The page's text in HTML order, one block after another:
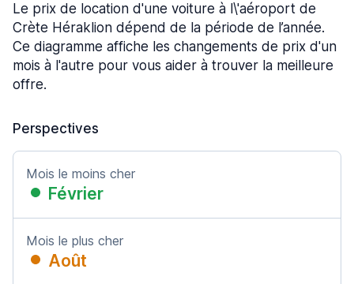
Le prix de location d'une voiture à l\'aéroport de
Crète Héraklion dépend de la période de l’année.
Ce diagramme affiche les changements de prix d'un
mois à l'autre pour vous aider à trouver la meilleure
offre.
Perspectives
Mois le moins cher
Février
Mois le plus cher
Août